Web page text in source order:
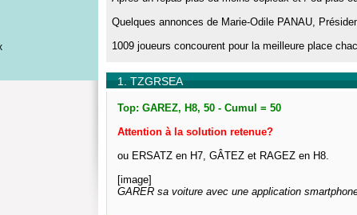
Quelques annonces de Marie-Odile PANAU,
1009 joueurs concourent pour la meilleure place
1. TZGRSEA
Top: GAREZ, H8, 50 - Cumul = 50
Attention à la solution retenue?
ou ERSATZ en H7, GÂTEZ et RAGEZ en H8.
[image]
GARER sa voiture avec une application